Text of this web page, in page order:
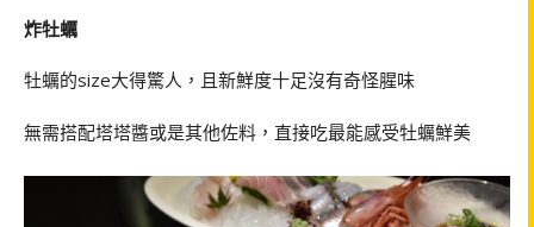
炸牡蠣
牡蠣的size大得驚人，且新鮮度十足沒有奇怪腥味
無需搭配塔塔醬或是其他佐料，直接吃最能感受牡蠣鮮美